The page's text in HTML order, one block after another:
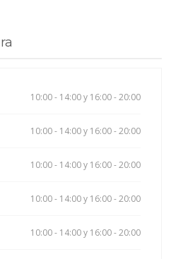
10:00 - 14:00 y 16:00 - 20:00
10:00 - 14:00 y 16:00 - 20:00
10:00 - 14:00 y 16:00 - 20:00
10:00 - 14:00 y 16:00 - 20:00
10:00 - 14:00 y 16:00 - 20:00